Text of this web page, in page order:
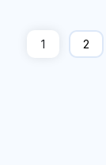
1 2